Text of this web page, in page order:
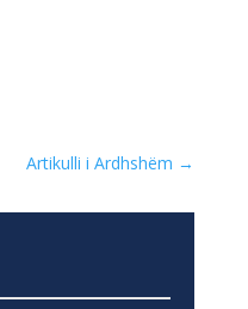
Artikulli i Ardhshëm